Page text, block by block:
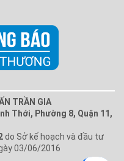
TRẦN GIA
Thới, Phường 8, Quận 11,
do Sở kế hoạch và đầu tư
03/06/2016